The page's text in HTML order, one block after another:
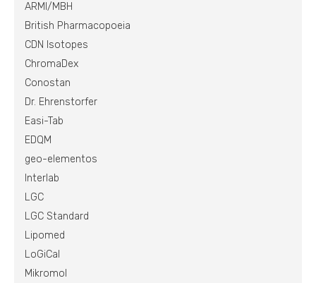
ARMI/MBH
British Pharmacopoeia
CDN Isotopes
ChromaDex
Conostan
Dr. Ehrenstorfer
Easi-Tab
EDQM
geo-elementos
Interlab
LGC
LGC Standard
Lipomed
LoGiCal
Mikromol